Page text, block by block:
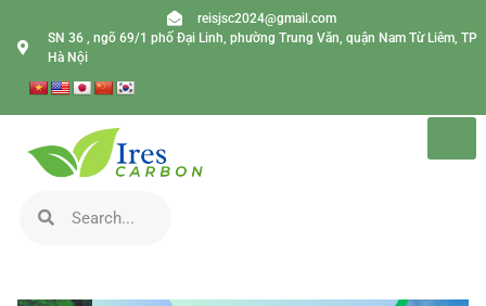
reisjsc2024@gmail.com
SN 36 , ngõ 69/1 phố Đại Linh, phường Trung Văn, quận Nam Từ Liêm, TP
Hà Nội